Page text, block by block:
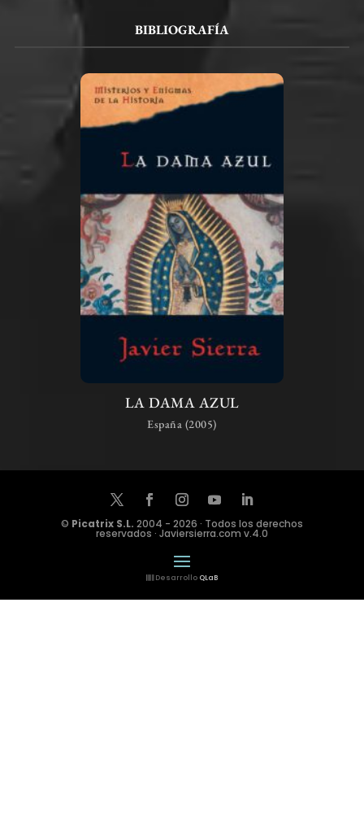
BIBLIOGRAFÍA
LA DAMA AZUL
España (2005)
© Picatrix S.L. 2004 - 2026 · Todos los derechos
reservados · Javiersierra.com v.4.0
Desarrollo QLaB